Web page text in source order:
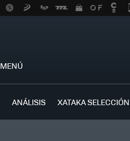
MENÚ
ANÁLISIS XATAKA SELECCIÓN